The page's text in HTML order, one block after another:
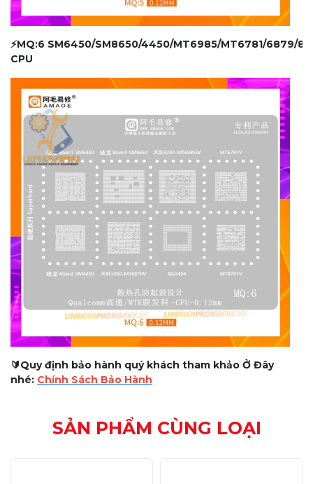
⚡MQ:6 SM6450/SM8650/4450/MT6985/MT6781/6879/
CPU
🔰Quy định bảo hành quý khách tham khảo Ở Đây
nhé: Chính Sách Bảo Hành
SẢN PHẨM CÙNG LOẠI